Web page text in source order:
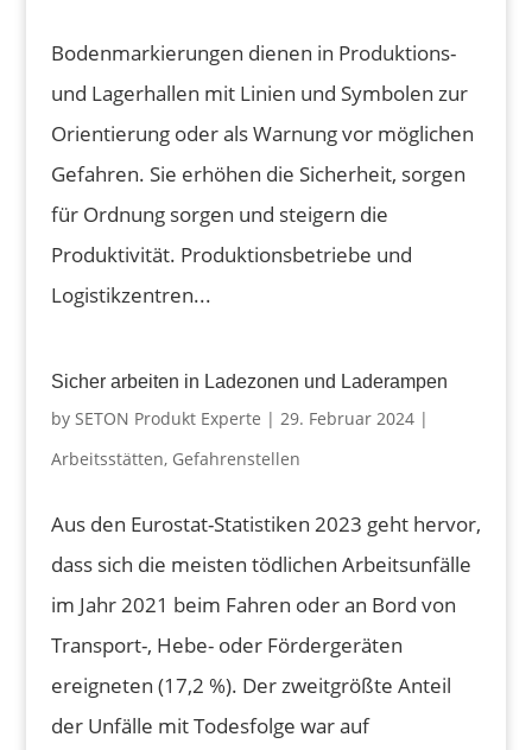
Bodenmarkierungen dienen in Produktions-
und Lagerhallen mit Linien und Symbolen zur
Orientierung oder als Warnung vor möglichen
Gefahren. Sie erhöhen die Sicherheit, sorgen
für Ordnung sorgen und steigern die
Produktivität. Produktionsbetriebe und
Logistikzentren...
Sicher arbeiten in Ladezonen und Laderampen
by SETON Produkt Experte | 29. Februar 2024|
Arbeitsstätten, Gefahrenstellen
Aus den Eurostat-Statistiken 2023 geht hervor,
dass sich die meisten tödlichen Arbeitsunfälle
im Jahr 2021 beim Fahren oder an Bord von
Transport-, Hebe- oder Fördergeräten
ereigneten (17,2 %). Der zweitgrößte Anteil
der Unfälle mit Todesfolge war auf